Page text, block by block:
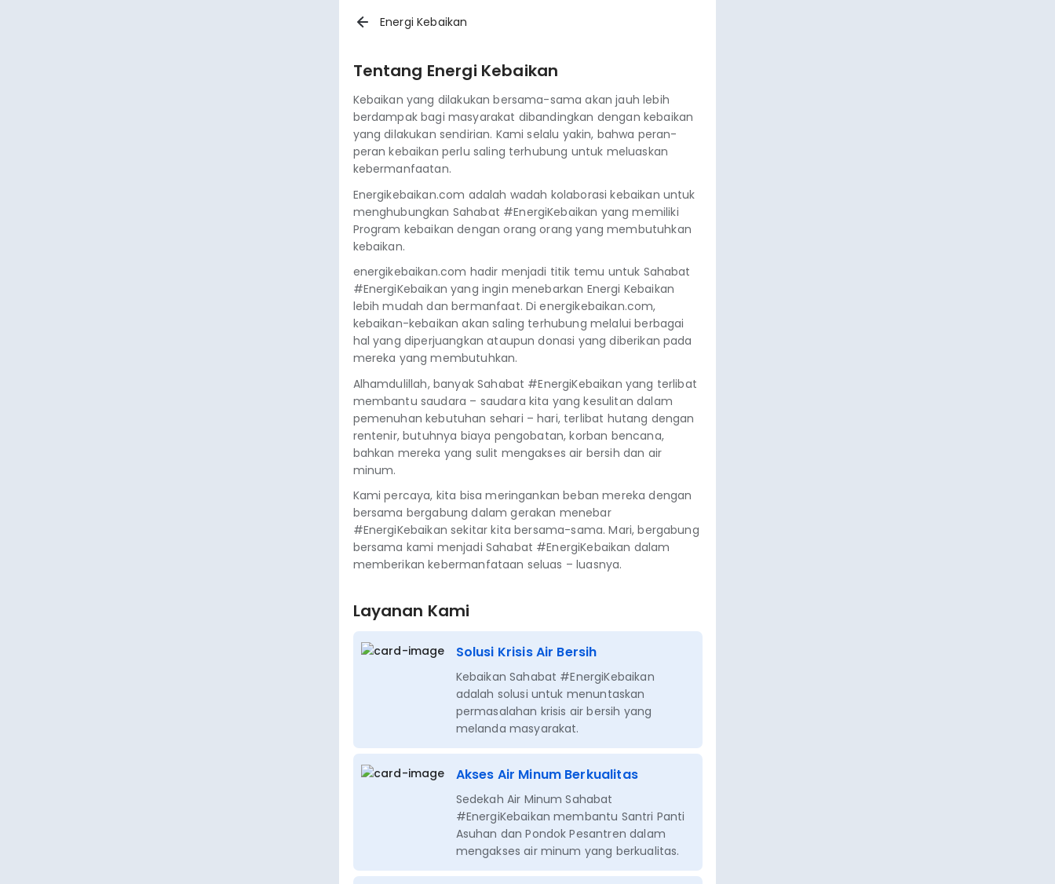
Energi Kebaikan
Tentang Energi Kebaikan
Kebaikan yang dilakukan bersama-sama akan jauh lebih
berdampak bagi masyarakat dibandingkan dengan kebaikan
yang dilakukan sendirian. Kami selalu yakin, bahwa peran-
peran kebaikan perlu saling terhubung untuk meluaskan
kebermanfaatan.
Energikebaikan.com adalah wadah kolaborasi kebaikan untuk
menghubungkan Sahabat #EnergiKebaikan yang memiliki
Program kebaikan dengan orang orang yang membutuhkan
kebaikan.
energikebaikan.com hadir menjadi titik temu untuk Sahabat
#EnergiKebaikan yang ingin menebarkan Energi Kebaikan
lebih mudah dan bermanfaat. Di energikebaikan.com,
kebaikan-kebaikan akan saling terhubung melalui berbagai
hal yang diperjuangkan ataupun donasi yang diberikan pada
mereka yang membutuhkan.
Alhamdulillah, banyak Sahabat #EnergiKebaikan yang terlibat
membantu saudara – saudara kita yang kesulitan dalam
pemenuhan kebutuhan sehari – hari, terlibat hutang dengan
rentenir, butuhnya biaya pengobatan, korban bencana,
bahkan mereka yang sulit mengakses air bersih dan air
minum.
Kami percaya, kita bisa meringankan beban mereka dengan
bersama bergabung dalam gerakan menebar
#EnergiKebaikan sekitar kita bersama-sama. Mari, bergabung
bersama kami menjadi Sahabat #EnergiKebaikan dalam
memberikan kebermanfataan seluas – luasnya.
Layanan Kami
Solusi Krisis Air Bersih
Kebaikan Sahabat #EnergiKebaikan
adalah solusi untuk menuntaskan
permasalahan krisis air bersih yang
melanda masyarakat.
Akses Air Minum Berkualitas
Sedekah Air Minum Sahabat
#EnergiKebaikan membantu Santri Panti
Asuhan dan Pondok Pesantren dalam
mengakses air minum yang berkualitas.